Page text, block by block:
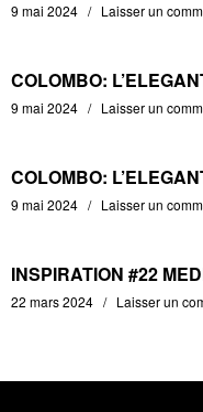
9 mai 2024 Laisser un
COLOMBO:
9 mai 2024 Laisser un
COLOMBO:
9 mai 2024 Laisser un
INSPIRATION #22
22 mars 2024 Laisser un